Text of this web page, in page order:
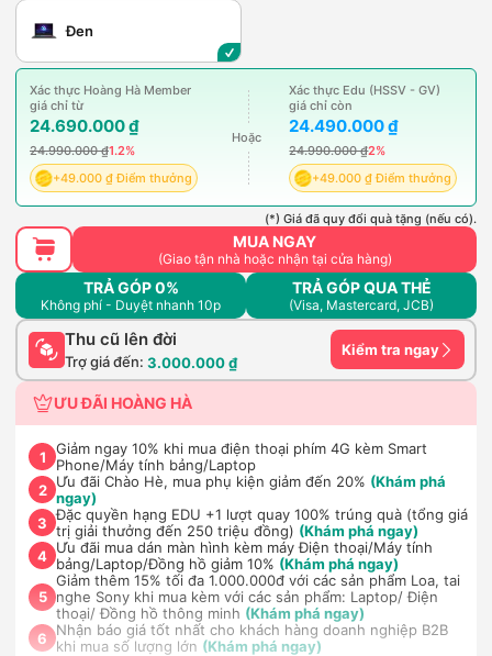
Đen
Xác thực Hoàng Hà Member
giá chỉ từ
24.690.000 ₫
24.990.000 ₫1.2%
+49.000 ₫ Điểm thưởng
Hoặc
Xác thực Edu (HSSV - GV)
giá chỉ còn
24.490.000 ₫
24.990.000 ₫2%
+49.000 ₫ Điểm thưởng
(*) Giá đã quy đổi quà tặng (nếu có).
MUA NGAY
(Giao tận nhà hoặc nhận tại cửa hàng)
TRẢ GÓP 0%
Không phí - Duyệt nhanh 10p
TRẢ GÓP QUA THẺ
(Visa, Mastercard, JCB)
Thu cũ lên đời
Trợ giá đến: 3.000.000 ₫
Kiểm tra ngay
ƯU ĐÃI HOÀNG HÀ
1
Giảm ngay 10% khi mua điện thoại phím 4G kèm Smart
Phone/Máy tính bảng/Laptop
2 Ưu đãi Chào Hè, mua phụ kiện giảm đến 20% (Khám phá
ngay)
3 Đặc quyền hạng EDU +1 lượt quay 100% trúng quà (tổng giá
trị giải thưởng đến 250 triệu đồng) (Khám phá ngay)
4 Ưu đãi mua dán màn hình kèm máy Điện thoại/Máy tính
bảng/Laptop/Đồng hồ giảm 10% (Khám phá ngay)
5
Giảm thêm 15% tối đa 1.000.000đ với các sản phẩm Loa, tai
nghe Sony khi mua kèm với các sản phẩm: Laptop/ Điện
thoại/ Đồng hồ thông minh (Khám phá ngay)
6
Nhận báo giá tốt nhất cho khách hàng doanh nghiệp B2B
khi mua số lượng lớn (Khám phá ngay)